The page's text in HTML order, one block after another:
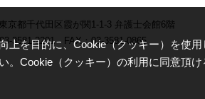
を目的に、Cookie（クッキー）を使用
。Cookie（クッキー）の利用に同意頂
京都千代田区霞が関1-1-3 弁護士会館6階
3581-2201 FAX：03-3581-0865